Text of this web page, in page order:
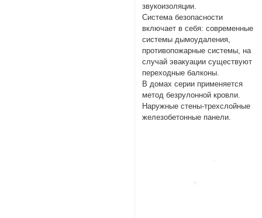
звукоизоляции.
Система безопасности
включает в себя: современные
системы дымоудаления,
противопожарные системы, на
случай эвакуации существуют
переходные балконы.
В домах серии применяется
метод безрулонной кровли.
Наружные стены-трехслойные
железобетонные панели.